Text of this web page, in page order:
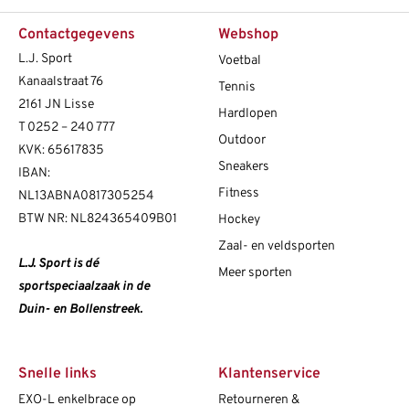
Contactgegevens
L.J. Sport
Kanaalstraat 76
2161 JN Lisse
T 0252 – 240 777
KVK: 65617835
IBAN:
NL13ABNA0817305254
BTW NR: NL824365409B01
L.J. Sport is dé
sportspeciaalzaak in de
Duin- en Bollenstreek.
Webshop
Voetbal
Tennis
Hardlopen
Outdoor
Sneakers
Fitness
Hockey
Zaal- en veldsporten
Meer sporten
Snelle links
EXO-L enkelbrace op
Klantenservice
Retourneren &